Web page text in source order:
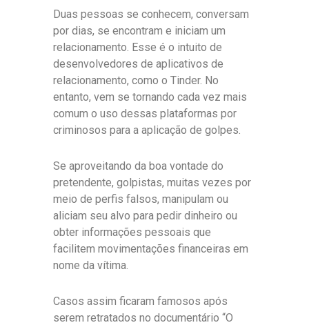
Duas pessoas se conhecem, conversam
por dias, se encontram e iniciam um
relacionamento. Esse é o intuito de
desenvolvedores de aplicativos de
relacionamento, como o Tinder. No
entanto, vem se tornando cada vez mais
comum o uso dessas plataformas por
criminosos para a aplicação de golpes.
Se aproveitando da boa vontade do
pretendente, golpistas, muitas vezes por
meio de perfis falsos, manipulam ou
aliciam seu alvo para pedir dinheiro ou
obter informações pessoais que
facilitem movimentações financeiras em
nome da vítima.
Casos assim ficaram famosos após
serem retratados no documentário “O